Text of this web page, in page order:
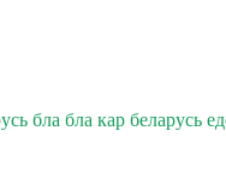
бла бла кар беларусь